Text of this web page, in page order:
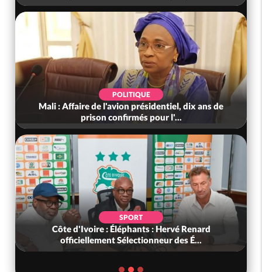
POLITIQUE
Côte d'Ivoire : Indépendance 2026, le discours
très attendu du PR Alassane...
SPORT
Côte d'Ivoire : Election FIF, le frère de feu Sidy
Diallo se lance dans la...